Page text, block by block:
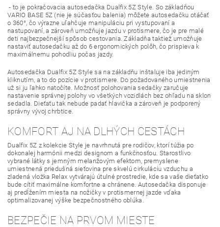
- to je pokračovacia autosedačka Dualfix 5Z Style. So základňou
VARIO BASE 5Z (nie je súčasťou balenia) môžete autosedačku otáčať
o 360°, čo výrazne uľahčuje manipuláciu pri vystupovaní a
nastupovaní, a zároveň umožňuje jazdu v protismere, čo je pre malé
deti najbezpečnejší spôsob cestovania. Základňa taktiež umožňuje
nastaviť autosedačku až do 6 ergonomických polôh, čo prispieva k
maximálnemu pohodliu počas jazdy.
Autosedačka Dualfix 5Z Style sa na základňu inštaluje iba jediným
kliknutím, a to do pozície v protismere. Do požadovaného umiestnenia
už si ju ľahko natočíte. Možnosť polohovania sedačky zaručuje
nastavenie správnej polohy vo všetkých vozidlách bez ohľadu na sklon
sedadla. Dieťaťu tak nebude padať hlavička a zároveň je podporený
správny vývoj chrbtice.
KOMFORT AJ NA DLHÝCH CESTÁCH
Dualfix 5Z z kolekcie Style je navrhnutá pre rodičov, ktorí túžia po
dokonalej harmónii medzi designom a funkčnosťou. Starostlivo
vybrané látky s jemným melanžovým efektom, premyslene
umiestnená priedušná sieťovina pre skvelú cirkuláciu vzduchu a
zladená vložka Relax vytvárajú útulné prostredie, kde sa vaše dieťatko
bude cítiť maximálne komfortne a chránene. Autosedačka disponuje
aj predĺžením miesta na nožičky v protismernej jazde vďaka
optimalizovanej výške bezpečnostného oblúka.
BEZPEČIE NA PRVOM MIESTE